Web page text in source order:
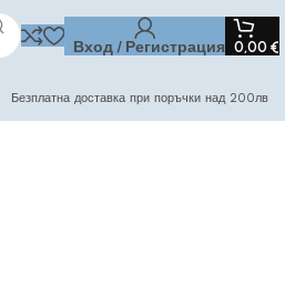
Вход / Регистрация 0,00 €
Безплатна доставка при поръчки над 200лв